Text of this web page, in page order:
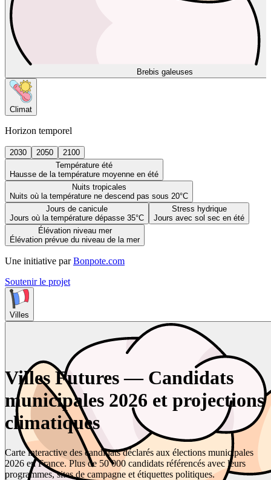
Brebis galeuses
Climat
Horizon temporel
2030 2050
2100
Température été
Hausse de la température moyenne en été
Nuits tropicales
Nuits où la température ne descend pas sous 20°C
Jours de canicule
Jours où la température dépasse 35°C
Stress hydrique
Jours avec sol sec en été
Élévation niveau mer
Élévation prévue du niveau de la mer
Une initiative par Bonpote.com
Soutenir le projet
Villes
Villes Futures — Candidats
municipales 2026 et projections
climatiques
Carte interactive des candidats déclarés aux élections municipales
2026 en France. Plus de 50 000 candidats référencés avec leurs
programmes, sites de campagne et étiquettes politiques.